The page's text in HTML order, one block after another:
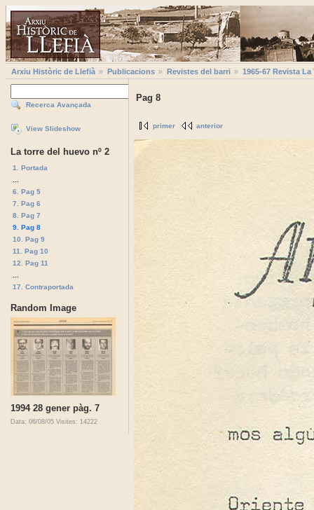
Arxiu Històric de Llefià Publicacions Revistes del barri 1965-67 Revista
Recerca Avançada
View Slideshow
La torre del huevo nº 2
1. Portada
6. Pag 5
7. Pag 6
8. Pag 7
9. Pag 8
10. Pag 9
11. Pag 10
12. Pag 11
17. Contraportada
Random Image
1994 28 gener pàg. 7
Data: 06/08/05 Visites: 14222
Pag 8
primer anterior